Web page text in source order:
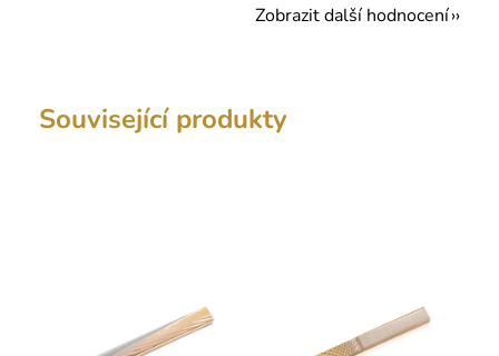
Zobrazit další hodnocení
Související produkty